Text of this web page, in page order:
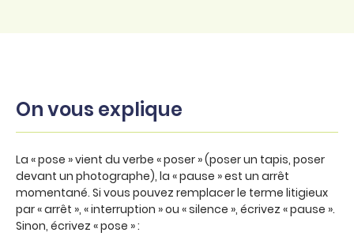
On vous explique
La « pose » vient du verbe « poser » (poser un tapis, poser
devant un photographe), la « pause » est un arrêt
momentané. Si vous pouvez remplacer le terme litigieux
par « arrêt », « interruption » ou « silence », écrivez « pause ».
Sinon, écrivez « pose » :